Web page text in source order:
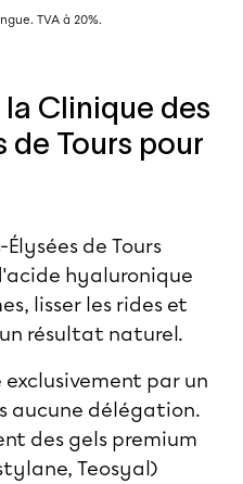
TVA à 20%.
Clinique des
de Tours pour
de Tours
hyaluronique
lisser les rides et
résultat naturel.
par un
aucune délégation.
des gels premium
Teosyal)